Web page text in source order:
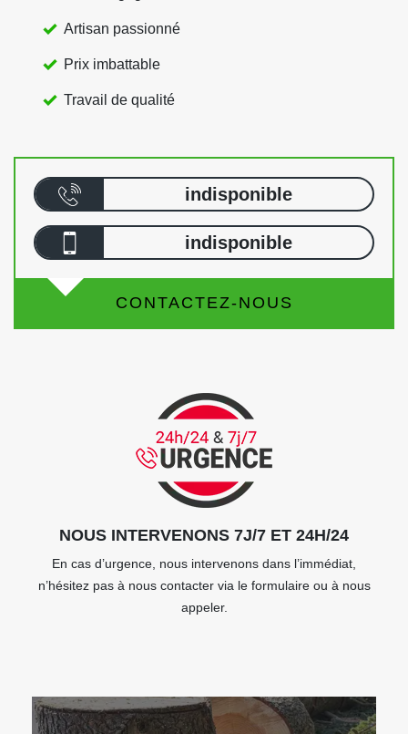
Artisan passionné
Prix imbattable
Travail de qualité
indisponible
indisponible
CONTACTEZ-NOUS
NOUS INTERVENONS 7J/7 ET 24H/24
En cas d’urgence, nous intervenons dans l’immédiat,
n’hésitez pas à nous contacter via le formulaire ou à nous
appeler.